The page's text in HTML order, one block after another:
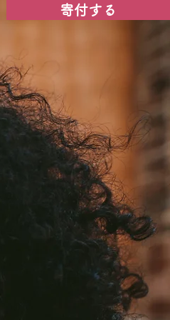
寄付する